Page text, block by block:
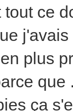
ce
plus
ça